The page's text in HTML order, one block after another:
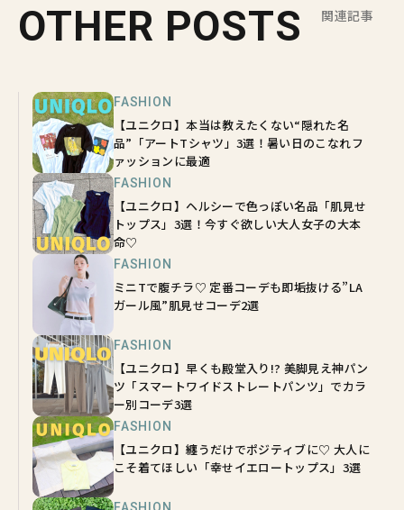
OTHER POSTS 関連記事
FASHION
【ユニクロ】本当は教えたくない“隠れた名
品”「アートTシャツ」3選！暑い日のこなれフ
ァッションに最適
FASHION
【ユニクロ】ヘルシーで色っぽい名品「肌見せ
トップス」3選！今すぐ欲しい大人女子の大本
命♡
FASHION
ミニTで腹チラ♡ 定番コーデも即垢抜ける”LA
ガール風”肌見せコーデ2選
FASHION
【ユニクロ】早くも殿堂入り!? 美脚見え神パン
ツ「スマートワイドストレートパンツ」でカラ
ー別コーデ3選
FASHION
【ユニクロ】纏うだけでポジティブに♡ 大人に
こそ着てほしい「幸せイエロートップス」3選